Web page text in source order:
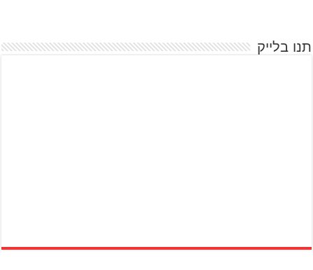
תנו בלייק